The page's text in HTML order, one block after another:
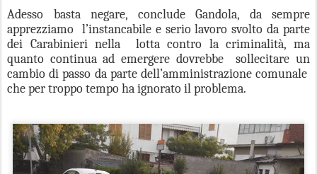
Adesso basta negare, conclude Gandola, da sempre
apprezziamo l’instancabile e serio lavoro svolto da parte
dei Carabinieri nella lotta contro la criminalità, ma
quanto continua ad emergere dovrebbe sollecitare un
cambio di passo da parte dell’amministrazione comunale
che per troppo tempo ha ignorato il problema.